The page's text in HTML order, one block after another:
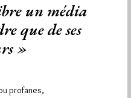
est né en 1949. Il a vécu
un média
que de ses
»
profanes,